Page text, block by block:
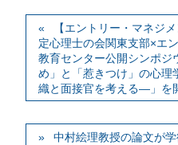
【エントリー・マネジ
定心理士の会関東支部×エ
教育センター公開シンポジ
め」と「惹きつけ」の心
織と面接官を考える—」を
中村絵理教授の論文が